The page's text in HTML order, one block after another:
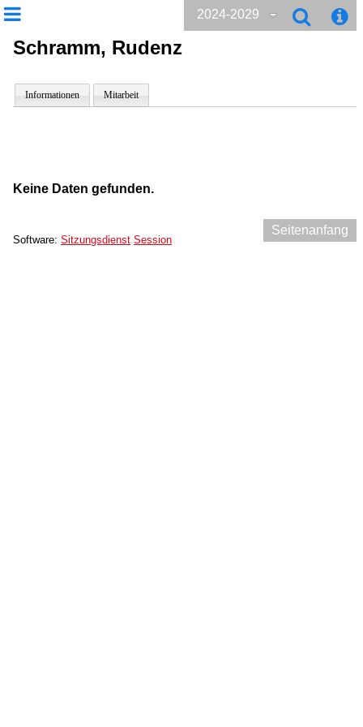
2024-2029
Schramm, Rudenz
Informationen Mitarbeit
Keine Daten gefunden.
Seitenanfang
Software: Sitzungsdienst Session